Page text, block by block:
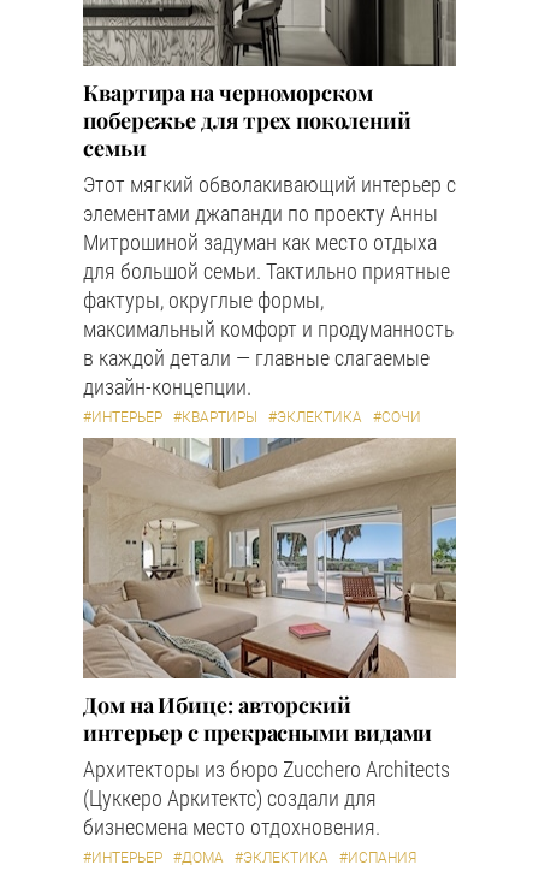
Квартира на черноморском
побережье для трех поколений
семьи
Этот мягкий обволакивающий интерьер с
элементами джапанди по проекту Анны
Митрошиной задуман как место отдыха
для большой семьи. Тактильно приятные
фактуры, округлые формы,
максимальный комфорт и продуманность
в каждой детали — главные слагаемые
дизайн-концепции.
#ИНТЕРЬЕР #КВАРТИРЫ #ЭКЛЕКТИКА #СОЧИ
Дом на Ибице: авторский
интерьер с прекрасными видами
Архитекторы из бюро Zucchero Architects
(Цуккеро Аркитектс) создали для
бизнесмена место отдохновения.
#ИНТЕРЬЕР #ДОМА #ЭКЛЕКТИКА #ИСПАНИЯ